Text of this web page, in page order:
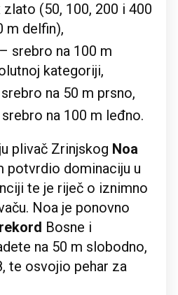
zlato (50, 100, 200 i 400
m delfin),
– srebro na 100 m
kategoriji,
na 50 m prsno,
na 100 m leđno.
plivač Zrinjskog Noa
potvrdio dominaciju u
te je riječ o iznimno
Noa je ponovno
Bosne i
na 50 m slobodno,
te osvojio pehar za